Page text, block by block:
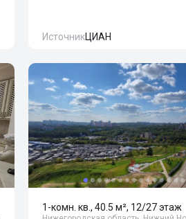
ИсточникЦИАН
1-комн. кв., 40.5 м², 12/27 этаж